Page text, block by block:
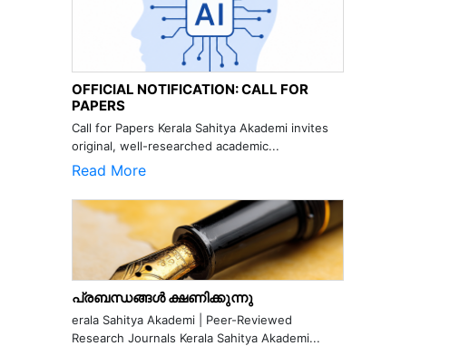
OFFICIAL NOTIFICATION: CALL FOR
PAPERS
Call for Papers Kerala Sahitya Akademi invites
original, well-researched academic...
Read More
പ്രബന്ധങ്ങൾ ക്ഷണിക്കുന്നു
erala Sahitya Akademi | Peer-Reviewed
Research Journals Kerala Sahitya Akademi...